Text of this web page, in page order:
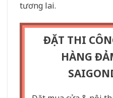
tương lai.
ĐẶT THI
HÀNG